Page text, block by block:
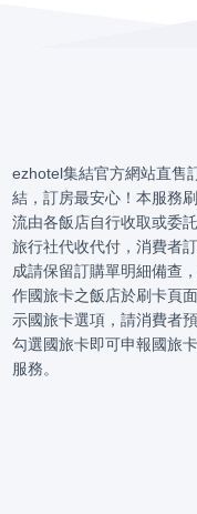
ezhotel集結官方網站直售
結，訂房最安心！本服務
流由各飯店自行收取或委
旅行社代收代付，消費者
成請保留訂購單明細備查
作國旅卡之飯店於刷卡頁
示國旅卡選項，請消費者
勾選國旅卡即可申報國旅
服務。